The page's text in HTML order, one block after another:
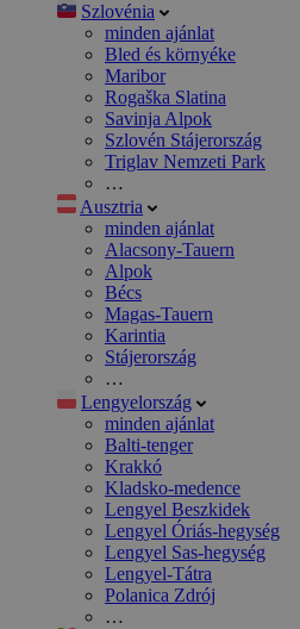
Szlovénia
minden ajánlat
Bled és környéke
Maribor
Rogaška Slatina
Savinja Alpok
Szlovén Stájerország
Triglav Nemzeti Park
…
Ausztria
minden ajánlat
Alacsony-Tauern
Alpok
Bécs
Magas-Tauern
Karintia
Stájerország
…
Lengyelország
minden ajánlat
Balti-tenger
Krakkó
Kladsko-medence
Lengyel Beszkidek
Lengyel Óriás-hegység
Lengyel Sas-hegység
Lengyel-Tátra
Polanica Zdrój
…